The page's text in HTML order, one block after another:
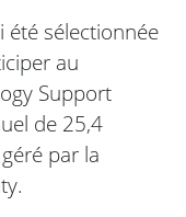
été sélectionnée
au
Support
de 25,4
par la